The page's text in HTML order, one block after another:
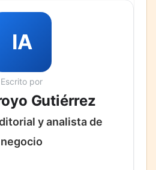
IA
Escrito por
Gutiérrez
y analista de
negocio